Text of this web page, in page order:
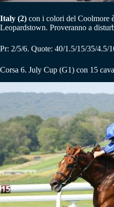
Italy (2) con i colori del Coolmore
Leopardstown. Proveranno a
Pr: 2/5/6. Quote: 40/1.5/15/35/4.5/
Corsa 6. July Cup (G1) con 15